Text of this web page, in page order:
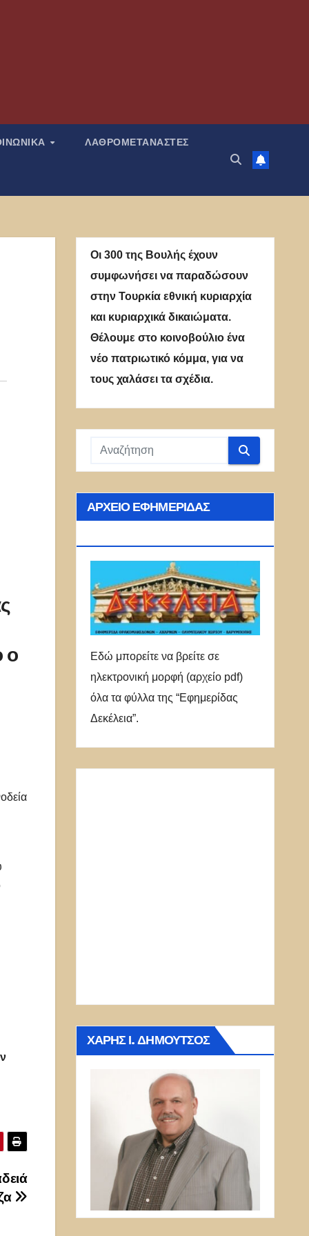
ΛΑΘΡΟΜΕΤΑΝΑΣΤΕΣ
ο
Οι 300 της Βουλής έχουν
συμφωνήσει να παραδώσουν
στην Τουρκία εθνική κυριαρχία
και κυριαρχικά δικαιώματα.
Θέλουμε στο κοινοβούλιο ένα
νέο πατριωτικό κόμμα, για να
τους χαλάσει τα σχέδια.
ΑΡΧΕΊΟ ΕΦΗΜΕΡΊΔΑΣ
Εδώ μπορείτε να βρείτε σε
ηλεκτρονική μορφή (αρχείο pdf)
όλα τα φύλλα της “Εφημερίδας
Δεκέλεια”.
ΧΆΡΗΣ Ι. ΔΗΜΟΎΤΣΟΣ